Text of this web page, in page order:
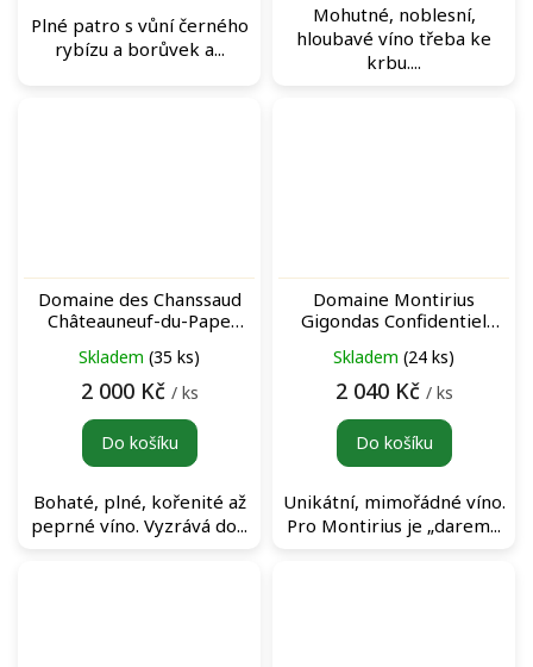
Plné patro s vůní černého
rybízu a borůvek a...
Mohutné, noblesní,
hloubavé víno třeba ke
krbu....
Domaine des Chanssaud
Châteauneuf-du-Pape
červené víno
Skladem (35 ks)
2 000 Kč / ks
Do košíku
Bohaté, plné, kořenité až
peprné víno. Vyzrává do...
Domaine Montirius
Gigondas Confidentiel
Skladem (24 ks)
2 040 Kč / ks
Do košíku
Unikátní, mimořádné víno.
Pro Montirius je „darem...